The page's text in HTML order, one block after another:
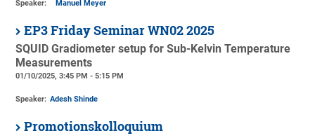
Speaker:
Manuel Meyer
EP3 Friday Seminar WN02 2025
SQUID Gradiometer setup for Sub-Kelvin Temperature
Measurements
01/10/2025, 3:45 PM - 5:15 PM
Speaker: Adesh Shinde
Promotionskolloquium